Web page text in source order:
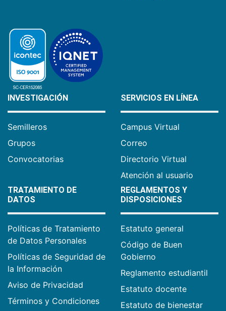
INVESTIGACIÓN
Semilleros
Grupos
Convocatorias
SERVICIOS EN LÍNEA
Campus Virtual
Correo
Directorio Virtual
Atención al usuario
TRATAMIENTO DE
DATOS
Políticas de Tratamiento
de Datos Personales
Políticas de Seguridad de
la Información
Aviso de Privacidad
Términos y Condiciones
REGLAMENTOS Y
DISPOSICIONES
Estatuto general
Código de Buen
Gobierno
Reglamento estudiantil
Estatuto docente
Estatuto de bienestar